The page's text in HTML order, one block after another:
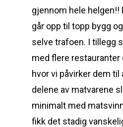
gjennom hele
går opp til topp bygg
selve trafoen. I tillegg
med flere restauranter
hvor vi påvirker dem til
delene av matvarene
minimalt med
fikk det stadig